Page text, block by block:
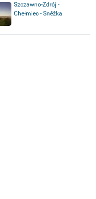
Szczawno-Zdrój -
Chełmiec - Sněžka